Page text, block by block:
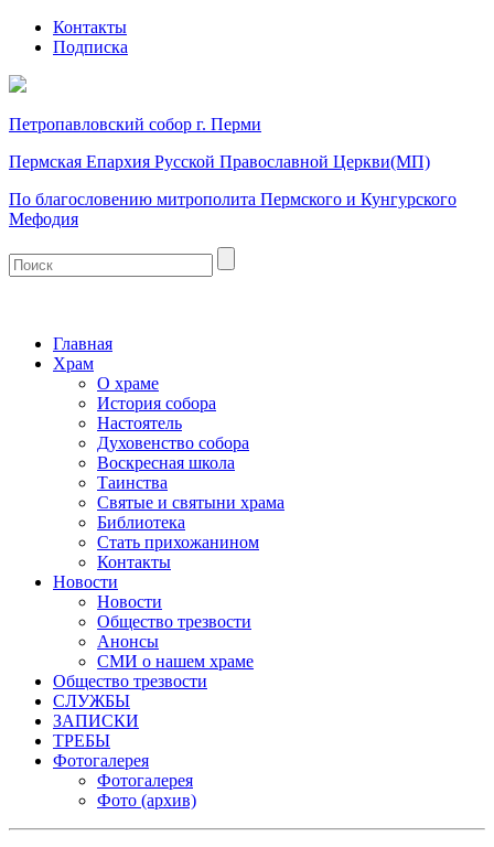
Контакты
Подписка
Петропавловский собор г. Перми
Пермская Епархия Русской Православной Церкви(МП)
По благословению митрополита Пермского и Кунгурского
Мефодия
Главная
Храм
О храме
История собора
Настоятель
Духовенство собора
Воскресная школа
Таинства
Святые и святыни храма
Библиотека
Стать прихожанином
Контакты
Новости
Новости
Общество трезвости
Анонсы
СМИ о нашем храме
Общество трезвости
СЛУЖБЫ
ЗАПИСКИ
ТРЕБЫ
Фотогалерея
Фотогалерея
Фото (архив)